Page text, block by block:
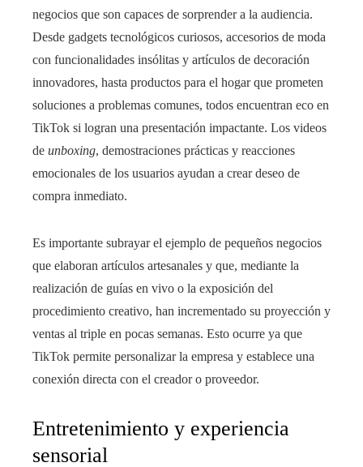
negocios que son capaces de sorprender a la audiencia.
Desde gadgets tecnológicos curiosos, accesorios de moda
con funcionalidades insólitas y artículos de decoración
innovadores, hasta productos para el hogar que prometen
soluciones a problemas comunes, todos encuentran eco en
TikTok si logran una presentación impactante. Los videos
de unboxing, demostraciones prácticas y reacciones
emocionales de los usuarios ayudan a crear deseo de
compra inmediato.
Es importante subrayar el ejemplo de pequeños negocios
que elaboran artículos artesanales y que, mediante la
realización de guías en vivo o la exposición del
procedimiento creativo, han incrementado su proyección y
ventas al triple en pocas semanas. Esto ocurre ya que
TikTok permite personalizar la empresa y establece una
conexión directa con el creador o proveedor.
Entretenimiento y experiencia
sensorial